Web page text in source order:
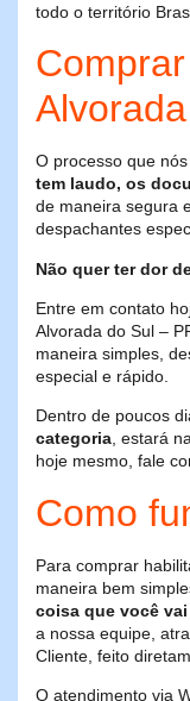
todo o território
O processo que
tem laudo, os
de maneira segura
despachantes
Não quer ter dor
Entre em contato
Alvorada do Sul –
maneira simples,
especial e rápido.
Dentro de poucos
categoria, estará
hoje mesmo, fale
Como
Para comprar
maneira bem
coisa que você
a nossa equipe,
Cliente, feito
O atendimento via